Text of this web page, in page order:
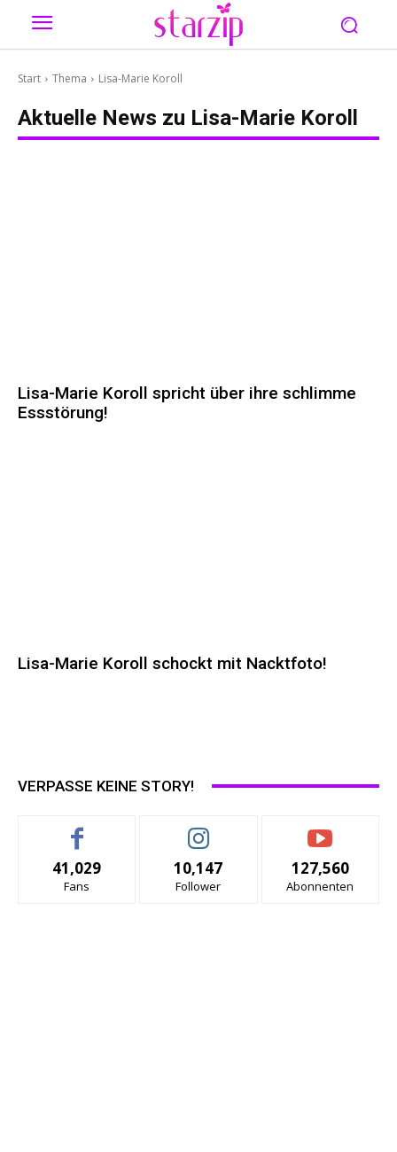
Start Thema Lisa-Marie Koroll
Aktuelle News zu Lisa-Marie Koroll
Lisa-Marie Koroll spricht über ihre schlimme
Essstörung!
Lisa-Marie Koroll schockt mit Nacktfoto!
VERPASSE KEINE STORY!
41,029
Fans
10,147
Follower
127,560
Abonnenten